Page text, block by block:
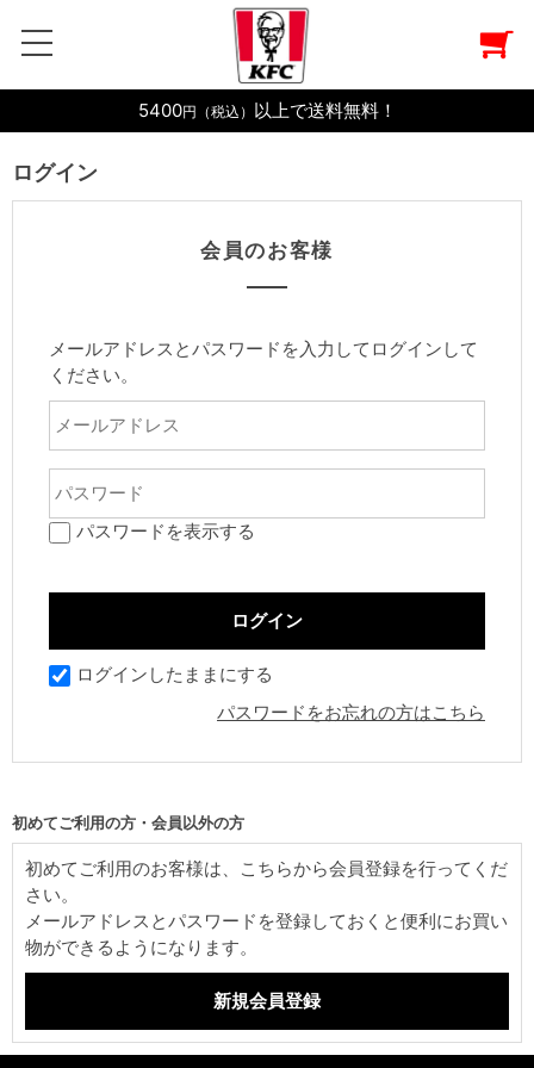
5400円（税込） 以上で送料無料！
ログイン
会員のお客様
メールアドレスとパスワードを入力してログインして
ください。
パスワードを表示する
ログインしたままにする
パスワードをお忘れの方はこちら
初めてご利用の方・会員以外の方
初めてご利用のお客様は、こちらから会員登録を行ってくだ
さい。
メールアドレスとパスワードを登録しておくと便利にお買い
物ができるようになります。